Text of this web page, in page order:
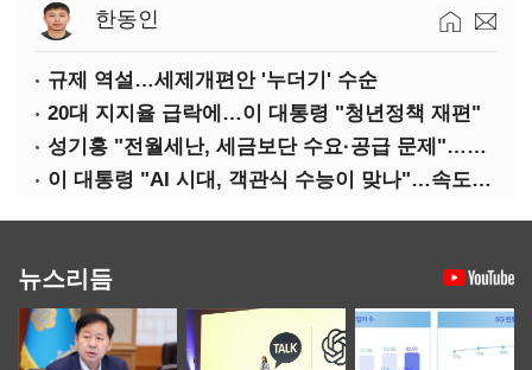
한동인
규제 역설…세제개편안 '누더기' 수순
20대 지지율 급락에…이 대통령 "청년정책 재편"
성기홍 "전월세난, 세금보단 수요·공급 문제"…닥공 시사
이 대통령 "AI 시대, 객관식 수능이 맞나"…속도전 '경계'
뉴스리듬